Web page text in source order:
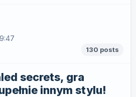
130 posts
secrets, gra
innym stylu!